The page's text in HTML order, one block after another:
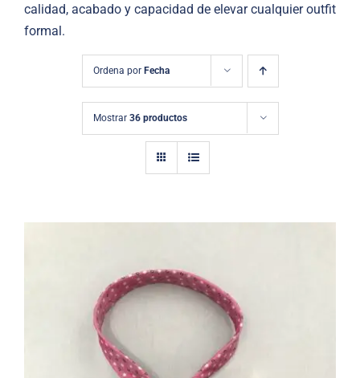
calidad, acabado y capacidad de elevar cualquier outfit
formal.
Ordena por Fecha
Mostrar 36 productos